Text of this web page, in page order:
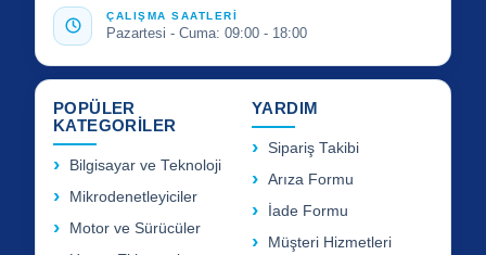
ÇALIŞMA SAATLERİ
Pazartesi - Cuma: 09:00 - 18:00
POPÜLER
KATEGORİLER
Bilgisayar ve Teknoloji
Mikrodenetleyiciler
Motor ve Sürücüler
YARDIM
Sipariş Takibi
Arıza Formu
İade Formu
Müşteri Hizmetleri